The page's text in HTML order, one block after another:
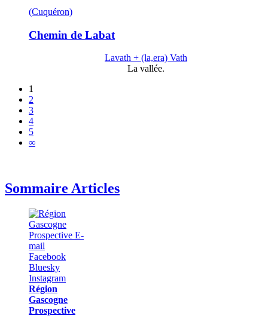
(Cuquéron)
Chemin de Labat
Lavath + (la,era) Vath
La vallée.
1
2
3
4
5
∞
Sommaire Articles
Région
Gascogne
Prospective